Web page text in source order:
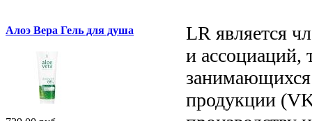
LR является
и ассоциаций,
занимающихся
продукции
Алоэ Вера Гель для душа